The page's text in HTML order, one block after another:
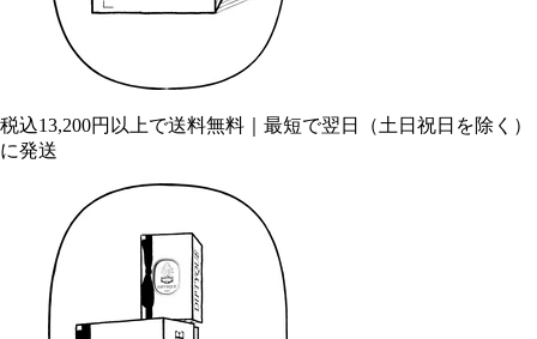
税込13,200円以上で送料無料｜最短で翌日（土日祝日を除く）
に発送